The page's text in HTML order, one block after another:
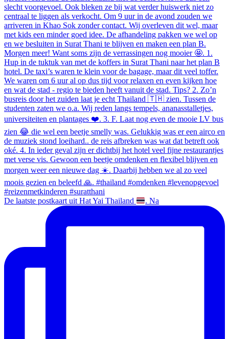
De laatste postkaart uit Hat Yai Thailand . Na